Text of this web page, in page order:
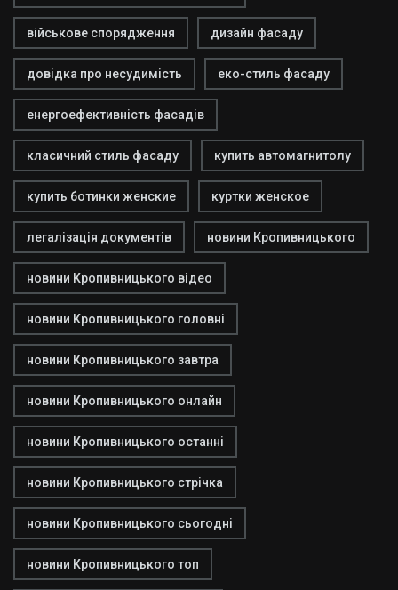
військове спорядження дизайн фасаду
довідка про несудимість еко-стиль фасаду
енергоефективність фасадів
класичний стиль фасаду купить автомагнитолу
купить ботинки женские куртки женское
легалізація документів новини Кропивницького
новини Кропивницького відео
новини Кропивницького головні
новини Кропивницького завтра
новини Кропивницького онлайн
новини Кропивницького останні
новини Кропивницького стрічка
новини Кропивницького сьогодні
новини Кропивницького топ